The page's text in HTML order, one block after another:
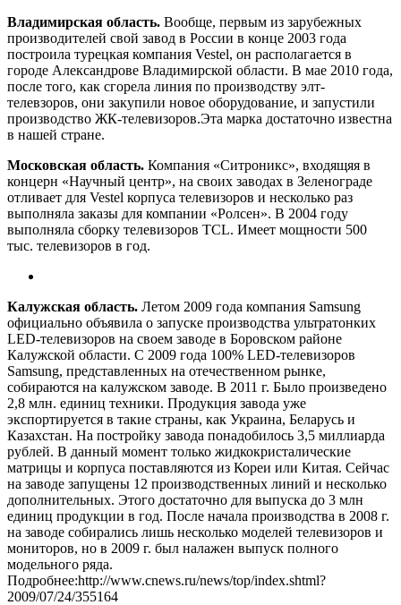
Владимирская область. Вообще, первым из зарубежных
производителей свой завод в России в конце 2003 года
построила турецкая компания Vestel, он располагается в
городе Александрове Владимирской области. В мае 2010 года,
после того, как сгорела линия по производству элт-
телевзоров, они закупили новое оборудование, и запустили
производство ЖК-телевизоров.Эта марка достаточно известна
в нашей стране.
Московская область. Компания «Ситроникс», входящяя в
концерн «Научный центр», на своих заводах в Зеленограде
отливает для Vestel корпуса телевизоров и несколько раз
выполняла заказы для компании «Ролсен». В 2004 году
выполняла сборку телевизоров TCL. Имеет мощности 500
тыс. телевизоров в год.
Калужская область. Летом 2009 года компания Samsung
официально объявила о запуске производства ультратонких
LED-телевизоров на своем заводе в Боровском районе
Калужской области. С 2009 года 100% LED-телевизоров
Samsung, представленных на отечественном рынке,
собираются на калужском заводе. В 2011 г. Было произведено
2,8 млн. единиц техники. Продукция завода уже
экспортируется в такие страны, как Украина, Беларусь и
Казахстан. На постройку завода понадобилось 3,5 миллиарда
рублей. В данный момент только жидкокристалические
матрицы и корпуса поставляются из Кореи или Китая. Сейчас
на заводе запущены 12 производственных линий и несколько
дополнительных. Этого достаточно для выпуска до 3 млн
единиц продукции в год. После начала производства в 2008 г.
на заводе собирались лишь несколько моделей телевизоров и
мониторов, но в 2009 г. был налажен выпуск полного
модельного ряда.
Подробнее:http://www.cnews.ru/news/top/index.shtml?
2009/07/24/355164